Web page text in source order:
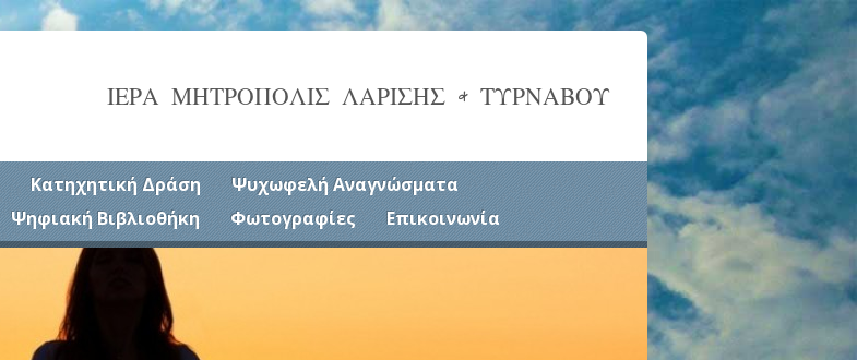
ΙΕΡΑ ΜΗΤΡΟΠΟΛΙΣ ΛΑΡΙΣΗΣ & ΤΥΡΝΑΒΟΥ
Κατηχητική Δράση
Ψυχωφελή Αναγνώσματα
Ψηφιακή Βιβλιοθήκη Φωτογραφίες Επικοινωνία